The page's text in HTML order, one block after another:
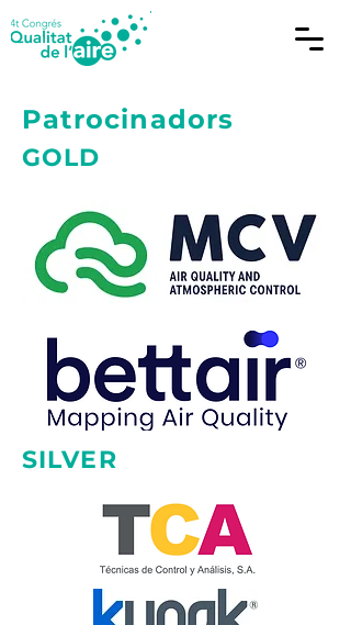
Patrocinadors
GOLD
SILVER